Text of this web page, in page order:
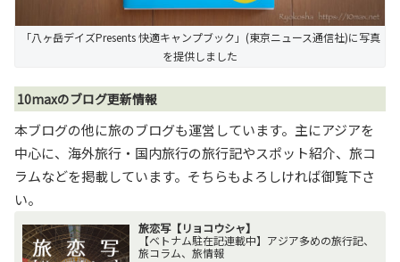
「八ヶ岳デイズPresents 快適キャンプブック」(東京ニュース通信社)に写真
を提供しました
10maxのブログ更新情報
本ブログの他に旅のブログも運営しています。主にアジアを
中心に、海外旅行・国内旅行の旅行記やスポット紹介、旅コ
ラムなどを掲載しています。そちらもよろしければ御覧下さ
い。
旅恋写【リョコウシャ】
【ベトナム駐在記連載中】アジア多めの旅行記、
旅コラム、旅情報